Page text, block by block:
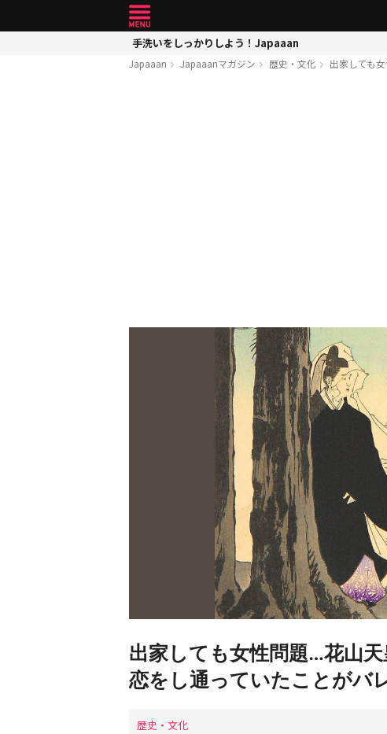
手洗いをしっかりしよう！Japaaan
Japaaan Japaaanマガジン 歴史・文化 出家しても
出家しても女性問題…花山
恋をし通っていたことがバ
歴史・文化